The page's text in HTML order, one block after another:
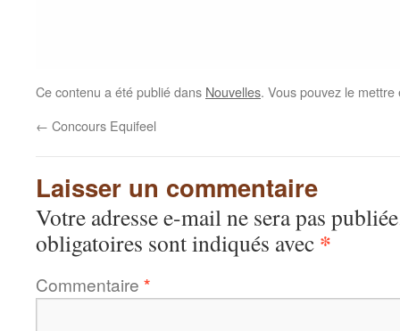
Ce contenu a été publié dans Nouvelles. Vous pouvez le
← Concours Equifeel
Laisser un commentaire
Votre adresse e-mail ne sera pas
obligatoires sont indiqués avec *
Commentaire *